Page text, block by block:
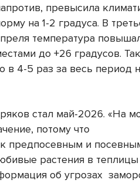
превысила
на 1-2 градуса. В
температура
до +26 градусов.
в 4-5 раз за весь период
стал май-2026. «На
потому что
предпосевным и
растения в
об угрозах